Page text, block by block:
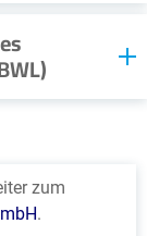
für
einmal vorbei!
empfohlen
Kontaktauf
zum
.